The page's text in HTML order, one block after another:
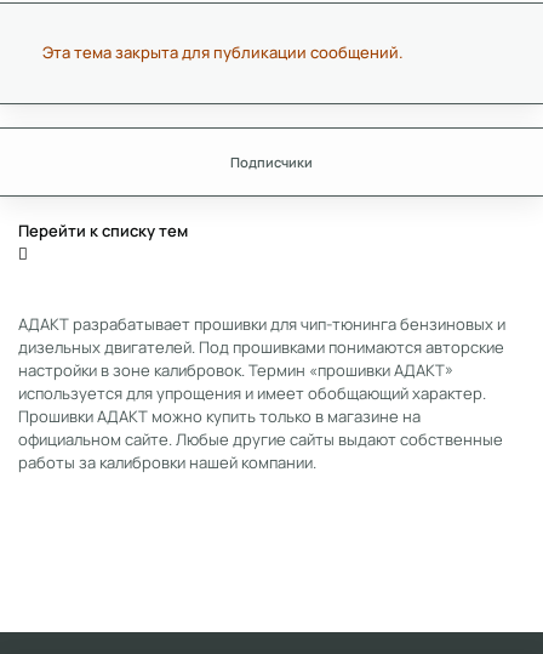
Эта тема закрыта для публикации сообщений.
Подписчики
Перейти к списку тем
АДАКТ разрабатывает прошивки для чип-тюнинга бензиновых и
дизельных двигателей. Под прошивками понимаются авторские
настройки в зоне калибровок. Термин «прошивки АДАКТ»
используется для упрощения и имеет обобщающий характер.
Прошивки АДАКТ можно купить только в магазине на
официальном сайте. Любые другие сайты выдают собственные
работы за калибровки нашей компании.